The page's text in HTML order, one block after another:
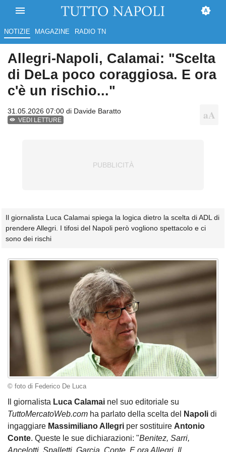
NOTIZIE MAGAZINE RADIO TN
Allegri-Napoli, Calamai: "Scelta
di DeLa poco coraggiosa. E ora
c'è un rischio..."
31.05.2026 07:00 di Davide Baratto
VEDI LETTURE
Il giornalista Luca Calamai spiega la logica dietro la scelta di ADL di
prendere Allegri. I tifosi del Napoli però vogliono spettacolo e ci
sono dei rischi
© foto di Federico De Luca
Il giornalista Luca Calamai nel suo editoriale su
TuttoMercatoWeb.com ha parlato della scelta del Napoli di
ingaggiare Massimiliano Allegri per sostituire Antonio
Conte. Queste le sue dichiarazioni: "Benitez, Sarri,